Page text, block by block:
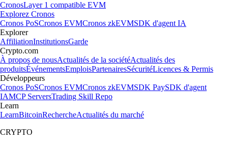
CronosLayer 1 compatible EVM
Explorez Cronos
Cronos PoSCronos EVMCronos zkEVMSDK d'agent IA
Explorer
AffiliationInstitutionsGarde
Crypto.com
À propos de nousActualités de la sociétéActualités des
produitsÉvénementsEmploisPartenairesSécuritéLicences & Permis
Développeurs
Cronos PoSCronos EVMCronos zkEVMSDK PaySDK d'agent
IAMCP ServersTrading Skill Repo
Learn
LearnBitcoinRechercheActualités du marché
CRYPTO